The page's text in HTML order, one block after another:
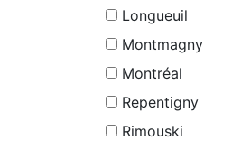
Longueuil
Montmagny
Montréal
Repentigny
Rimouski